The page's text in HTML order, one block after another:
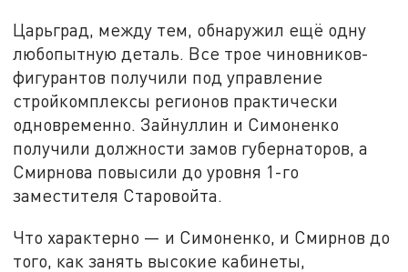
Царьград, между тем, обнаружил ещё одну
любопытную деталь. Все трое чиновников-
фигурантов получили под управление
стройкомплексы регионов практически
одновременно. Зайнуллин и Симоненко
получили должности замов губернаторов, а
Смирнова повысили до уровня 1-го
заместителя Старовойта.
Что характерно — и Симоненко, и Смирнов до
того, как занять высокие кабинеты,